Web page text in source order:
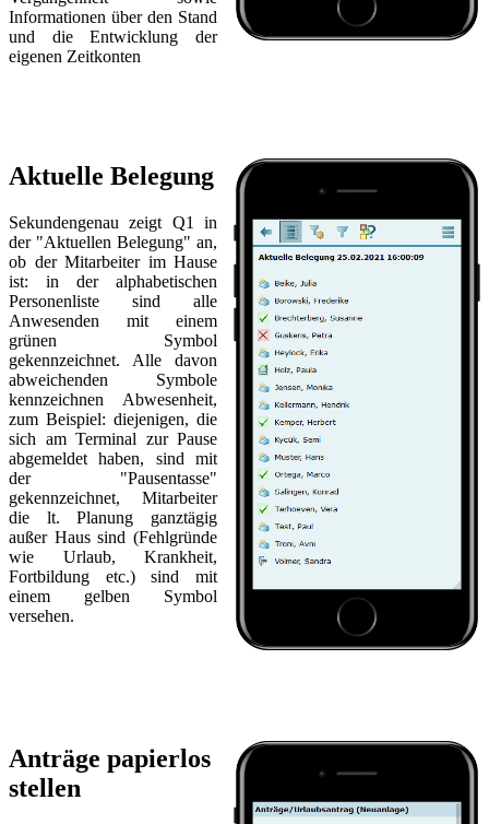
Informationen über den Stand
und die Entwicklung der
eigenen Zeitkonten
Aktuelle Belegung
Sekundengenau zeigt Q1 in
der "Aktuellen Belegung" an,
ob der Mitarbeiter im Hause
ist: in der alphabetischen
Personenliste sind alle
Anwesenden mit einem
grünen Symbol
gekennzeichnet. Alle davon
abweichenden Symbole
kennzeichnen Abwesenheit,
zum Beispiel: diejenigen, die
sich am Terminal zur Pause
abgemeldet haben, sind mit
der "Pausentasse"
gekennzeichnet, Mitarbeiter
die lt. Planung ganztägig
außer Haus sind (Fehlgründe
wie Urlaub, Krankheit,
Fortbildung etc.) sind mit
einem gelben Symbol
versehen.
Anträge papierlos
stellen